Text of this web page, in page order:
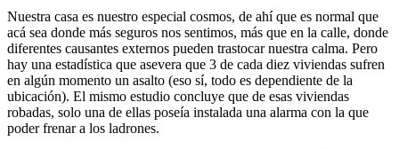
Nuestra casa es nuestro especial cosmos, de ahí que es normal que
acá sea donde más seguros nos sentimos, más que en la calle, donde
diferentes causantes externos pueden trastocar nuestra calma. Pero
hay una estadística que asevera que 3 de cada diez viviendas sufren
en algún momento un asalto (eso sí, todo es dependiente de la
ubicación). El mismo estudio concluye que de esas viviendas
robadas, solo una de ellas poseía instalada una alarma con la que
poder frenar a los ladrones.